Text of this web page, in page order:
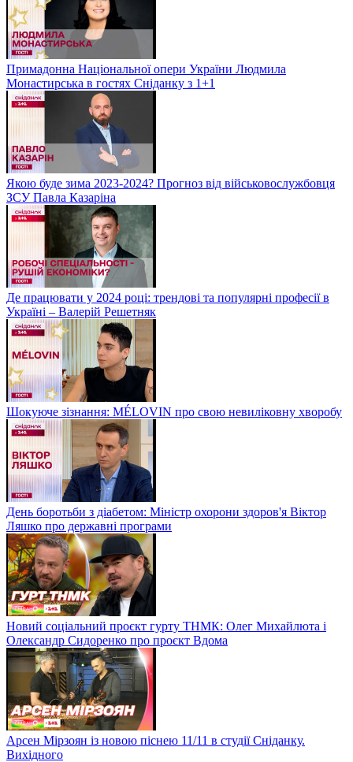
Примадонна Національної опери України Людмила
Монастирська в гостях Сніданку з 1+1
Якою буде зима 2023-2024? Прогноз від військовослужбовця
ЗСУ Павла Казаріна
Де працювати у 2024 році: трендові та популярні професії в
Україні – Валерій Решетняк
Шокуюче зізнання: MÉLOVIN про свою невиліковну хворобу
День боротьби з діабетом: Міністр охорони здоров'я Віктор
Ляшко про державні програми
Новий соціальний проєкт гурту ТНМК: Олег Михайлюта і
Олександр Сидоренко про проєкт Вдома
Арсен Мірзоян із новою піснею 11/11 в студії Сніданку.
Вихідного